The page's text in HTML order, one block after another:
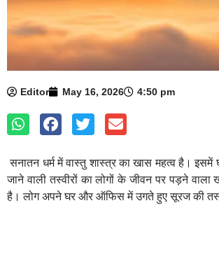
Editor May 16, 2026 4:50 pm
सनातन धर्म में वास्तु शास्त्र का खास महत्व है। इसमें
जाने वाली तस्वीरों का लोगों के जीवन पर पड़ने वाला
है। लोग अपने घर और ऑफिस में उगते हुए सूरज की